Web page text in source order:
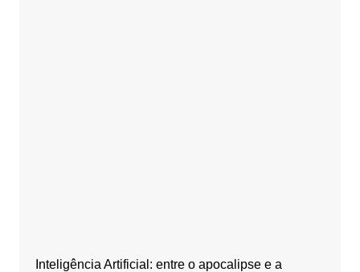
Inteligência Artificial: entre o apocalipse e a